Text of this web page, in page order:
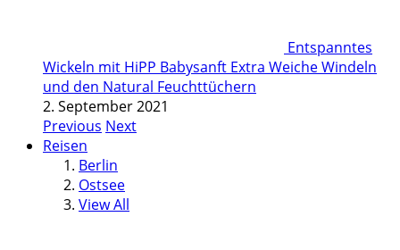
Entspanntes
Wickeln mit HiPP Babysanft Extra Weiche Windeln
und den Natural Feuchttüchern
2. September 2021
Previous Next
Reisen
Berlin
Ostsee
View All